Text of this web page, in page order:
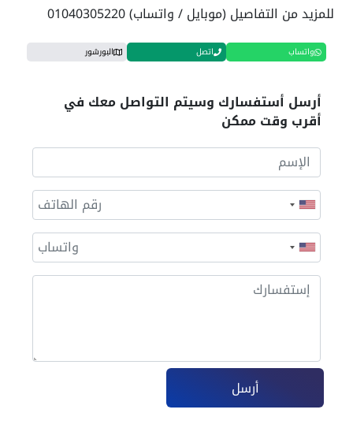
للمزيد من التفاصيل (موبايل / واتساب) 01040305220
واتساب اتصل البورشور
أرسل أستفسارك وسيتم التواصل معك في
أقرب وقت ممكن
أرسل